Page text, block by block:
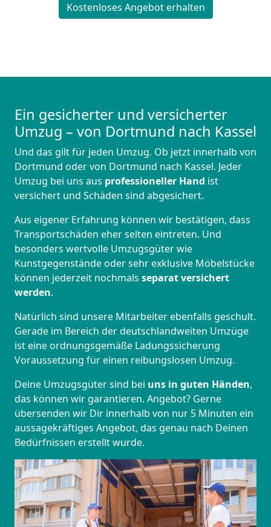
Kostenloses Angebot erhalten
Ein gesicherter und versicherter
Umzug – von Dortmund nach Kassel
Und das gilt für jeden Umzug. Ob jetzt innerhalb von
Dortmund oder von Dortmund nach Kassel. Jeder
Umzug bei uns aus professioneller Hand ist
versichert und Schäden sind abgesichert.
Aus eigener Erfahrung können wir bestätigen, dass
Transportschäden eher selten eintreten. Und
besonders wertvolle Umzugsgüter wie
Kunstgegenstände oder sehr exklusive Möbelstücke
können jederzeit nochmals separat versichert
werden.
Natürlich sind unsere Mitarbeiter ebenfalls geschult.
Gerade im Bereich der deutschlandweiten Umzüge
ist eine ordnungsgemäße Ladungssicherung
Voraussetzung für einen reibungslosen Umzug.
Deine Umzugsgüter sind bei uns in guten Händen,
das können wir garantieren. Angebot? Gerne
übersenden wir Dir innerhalb von nur 5 Minuten ein
aussagekräftiges Angebot, das genau nach Deinen
Bedürfnissen erstellt wurde.